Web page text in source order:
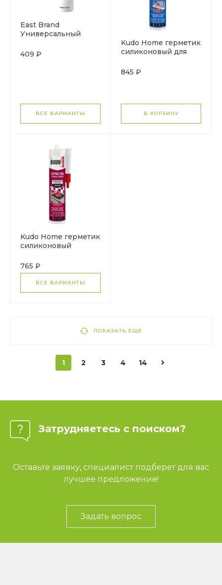
East Brand
Универсальный
силиконовый
409 ₽
ВСЕ ВАРИАНТЫ
Kudo Home герметик
силиконовый для
витрин
845 ₽
В КОРЗИНУ
Kudo Home герметик
силиконовый
термостойкий
765 ₽
ВСЕ ВАРИАНТЫ
ПОКАЗАТЬ ЕЩЕ
1 2 3 4 14
Затрудняетесь с поиском?
Оставьте заявку, специалист подберет для вас
лучшее предложение!
Задать вопрос